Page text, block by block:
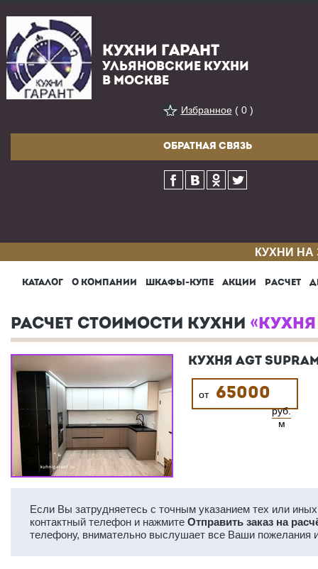
КУХНИ ГАРАНТ
УЛЬЯНОВСКИЕ КУХНИ
В МОСКВЕ
Избранное( 0 )
ОБРАТНАЯ СВЯЗЬ
КУХНИ
КАТАЛОГ О КОМПАНИИ ШКАФЫ-КУПЕ АКЦИИ РАСЧЕТ
РАСЧЕТ СТОИМОСТИ КУХНИ «КУХНЯ
КУХНЯ AGT
от 65000
руб.
м
Если Вы затрудняетесь с точным указанием тех или
контактный телефон и нажмите Отправить заказ на
телефону, внимательно выслушает все Ваши пожелания